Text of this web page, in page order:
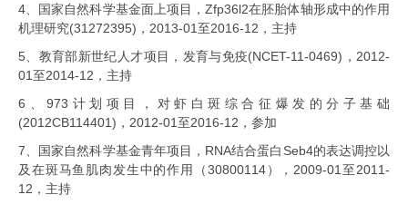
4、国家自然科学基金面上项目，Zfp36l2在胚胎体轴形成中的作用
机理研究(31272395) ， 2013-01至2016-12 ，主持
5、教育部新世纪人才项目，发育与免疫(NCET-11-0469) ， 2012-
01至2014-12 ，主持
6、973 计划项目，对虾白斑综合征爆发的分子基础
(2012CB114401) ， 2012-01至2016-12 ，参加
7、国家自然科学基金青年项目， RNA结合蛋白 Seb4的表达调控以
及在斑马鱼肌肉发生中的作用（30800114）， 2009-01 至2011-
12 ，主持